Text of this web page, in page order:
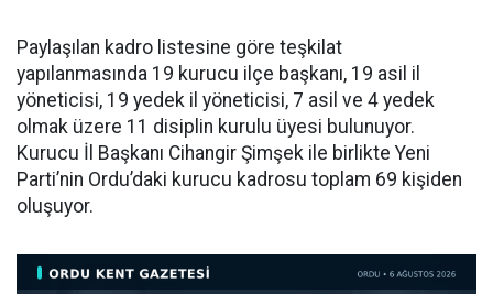
Paylaşılan kadro listesine göre teşkilat
yapılanmasında 19 kurucu ilçe başkanı, 19 asil il
yöneticisi, 19 yedek il yöneticisi, 7 asil ve 4 yedek
olmak üzere 11 disiplin kurulu üyesi bulunuyor.
Kurucu İl Başkanı Cihangir Şimşek ile birlikte Yeni
Parti’nin Ordu’daki kurucu kadrosu toplam 69 kişiden
oluşuyor.